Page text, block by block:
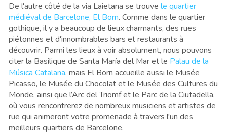
De l'autre côté de la via Laietana se trouve le quartier
médiéval de Barcelone, El Born. Comme dans le quartier
gothique, il y a beaucoup de lieux charmants, des rues
piétonnes et d'innombrables bars et restaurants à
découvrir. Parmi les lieux à voir absolument, nous pouvons
citer la Basilique de Santa María del Mar et le Palau de la
Música Catalana, mais El Born accueille aussi le Musée
Picasso, le Musée du Chocolat et le Musée des Cultures du
Monde, ainsi que l’Arc del Triomf et le Parc de la Ciutadella,
où vous rencontrerez de nombreux musiciens et artistes de
rue qui animeront votre promenade à travers l'un des
meilleurs quartiers de Barcelone.